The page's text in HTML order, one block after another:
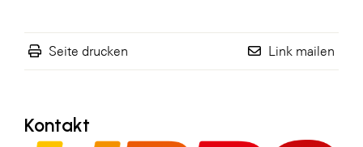
Seite drucken Link mailen
Kontakt